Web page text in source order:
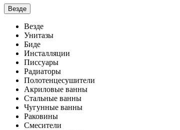
Везде
Везде
Унитазы
Биде
Инсталляции
Писсуары
Радиаторы
Полотенцесушители
Акриловые ванны
Стальные ванны
Чугунные ванны
Раковины
Смесители